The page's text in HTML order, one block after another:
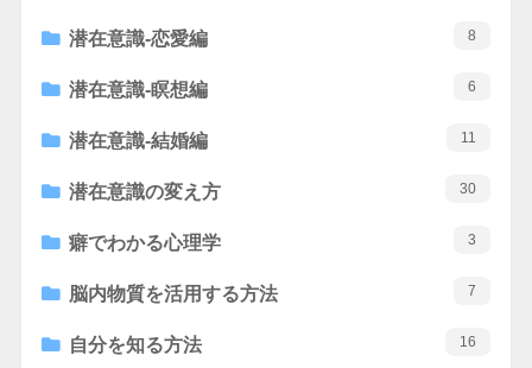
潜在意識-恋愛編 8
潜在意識-瞑想編 6
潜在意識-結婚編 11
潜在意識の変え方 30
癖でわかる心理学 3
脳内物質を活用する方法 7
自分を知る方法 16